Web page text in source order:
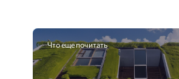
Что еще почитать